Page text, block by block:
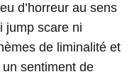
d’horreur au sens
jump scare ni
de liminalité et
sentiment de